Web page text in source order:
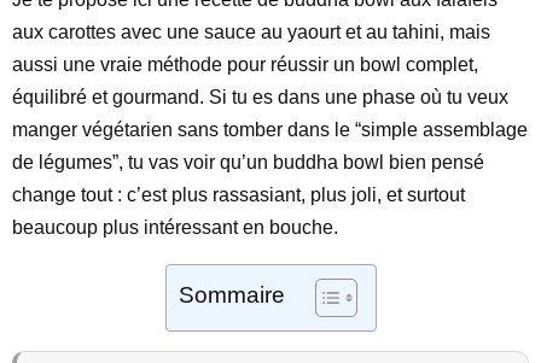
aux carottes avec une sauce au yaourt et au tahini, mais
aussi une vraie méthode pour réussir un bowl complet,
équilibré et gourmand. Si tu es dans une phase où tu veux
manger végétarien sans tomber dans le “simple assemblage
de légumes”, tu vas voir qu’un buddha bowl bien pensé
change tout : c’est plus rassasiant, plus joli, et surtout
beaucoup plus intéressant en bouche.
Sommaire